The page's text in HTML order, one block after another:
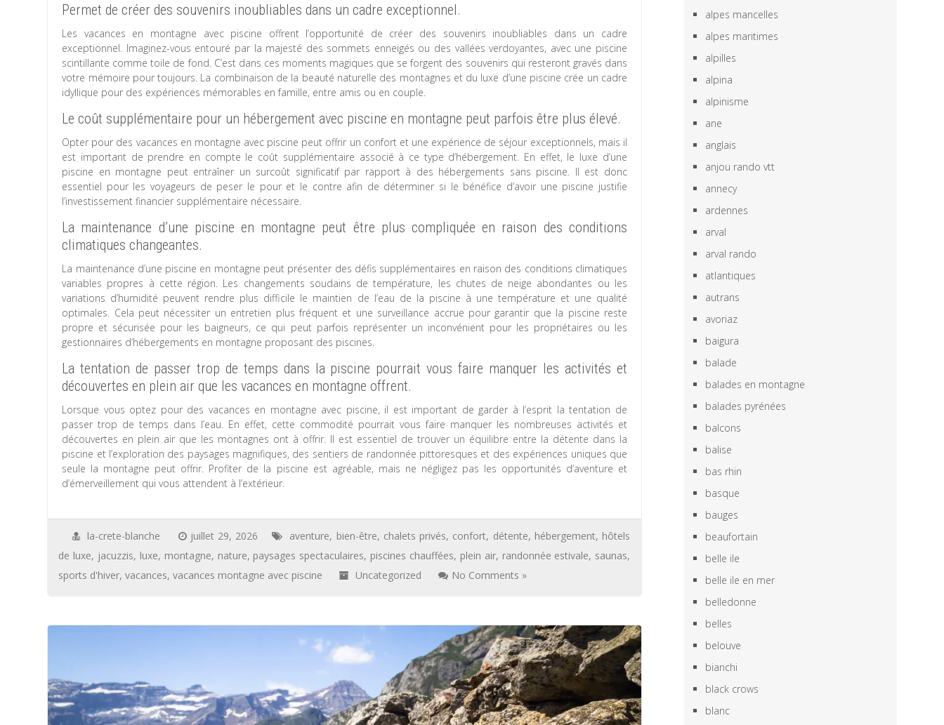
Permet de créer des souvenirs inoubliables dans un cadre exceptionnel.
Les vacances en montagne avec piscine offrent l’opportunité de créer des souvenirs inoubliables dans un cadre
exceptionnel. Imaginez-vous entouré par la majesté des sommets enneigés ou des vallées verdoyantes, avec une piscine
scintillante comme toile de fond. C’est dans ces moments magiques que se forgent des souvenirs qui resteront gravés dans
votre mémoire pour toujours. La combinaison de la beauté naturelle des montagnes et du luxe d’une piscine crée un cadre
idyllique pour des expériences mémorables en famille, entre amis ou en couple.
Le coût supplémentaire pour un hébergement avec piscine en montagne peut parfois être plus élevé.
Opter pour des vacances en montagne avec piscine peut offrir un confort et une expérience de séjour exceptionnels, mais il
est important de prendre en compte le coût supplémentaire associé à ce type d’hébergement. En effet, le luxe d’une
piscine en montagne peut entraîner un surcoût significatif par rapport à des hébergements sans piscine. Il est donc
essentiel pour les voyageurs de peser le pour et le contre afin de déterminer si le bénéfice d’avoir une piscine justifie
l’investissement financier supplémentaire nécessaire.
La maintenance d’une piscine en montagne peut être plus compliquée en raison des conditions
climatiques changeantes.
La maintenance d’une piscine en montagne peut présenter des défis supplémentaires en raison des conditions climatiques
variables propres à cette région. Les changements soudains de température, les chutes de neige abondantes ou les
variations d’humidité peuvent rendre plus difficile le maintien de l’eau de la piscine à une température et une qualité
optimales. Cela peut nécessiter un entretien plus fréquent et une surveillance accrue pour garantir que la piscine reste
propre et sécurisée pour les baigneurs, ce qui peut parfois représenter un inconvénient pour les propriétaires ou les
gestionnaires d’hébergements en montagne proposant des piscines.
La tentation de passer trop de temps dans la piscine pourrait vous faire manquer les activités et
découvertes en plein air que les vacances en montagne offrent.
Lorsque vous optez pour des vacances en montagne avec piscine, il est important de garder à l’esprit la tentation de
passer trop de temps dans l’eau. En effet, cette commodité pourrait vous faire manquer les nombreuses activités et
découvertes en plein air que les montagnes ont à offrir. Il est essentiel de trouver un équilibre entre la détente dans la
piscine et l’exploration des paysages magnifiques, des sentiers de randonnée pittoresques et des expériences uniques que
seule la montagne peut offrir. Profiter de la piscine est agréable, mais ne négligez pas les opportunités d’aventure et
d’émerveillement qui vous attendent à l’extérieur.
la-crete-blanche juillet 29, 2026 aventure, bien-être, chalets privés, confort, détente, hébergement, hôtels
de luxe, jacuzzis, luxe, montagne, nature, paysages spectaculaires, piscines chauffées, plein air, randonnée estivale, saunas,
sports d'hiver,vacances,vacances montagne avec piscine Uncategorized No Comments »
alpes mancelles
alpes maritimes
alpilles
alpina
alpinisme
ane
anglais
anjou rando vtt
annecy
ardennes
arval
arval rando
atlantiques
autrans
avoriaz
baigura
balade
balades en montagne
balades pyrénées
balcons
balise
bas rhin
basque
bauges
beaufortain
belle ile
belle ile en mer
belledonne
belles
belouve
bianchi
black crows
blanc